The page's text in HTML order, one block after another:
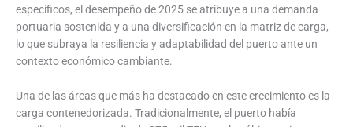
específicos, el desempeño de 2025 se atribuye a una demanda
portuaria sostenida y a una diversificación en la matriz de carga,
lo que subraya la resiliencia y adaptabilidad del puerto ante un
contexto económico cambiante.
Una de las áreas que más ha destacado en este crecimiento es la
carga contenedorizada. Tradicionalmente, el puerto había